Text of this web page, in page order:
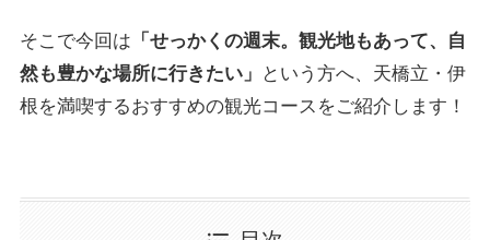
そこで今回は 「せっかくの週末。観光地もあって、自
然も豊かな場所に行きたい」
という方へ、天橋立・伊
根を満喫するおすすめの観光コースをご紹介します！